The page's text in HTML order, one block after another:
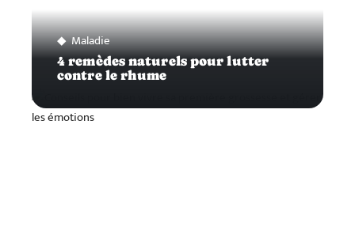
Maladie
4 remèdes naturels pour lutter
contre le rhume